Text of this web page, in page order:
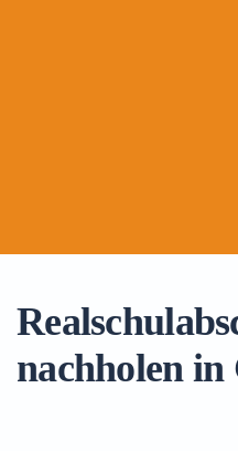
nachholen in